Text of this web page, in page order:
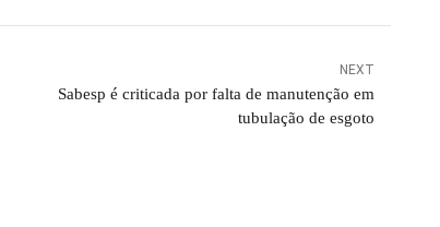
NEXT
Sabesp é criticada por falta de manutenção em
tubulação de esgoto